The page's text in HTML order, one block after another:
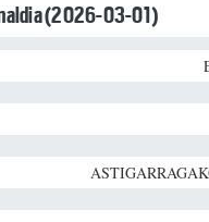
(2026-03-01)